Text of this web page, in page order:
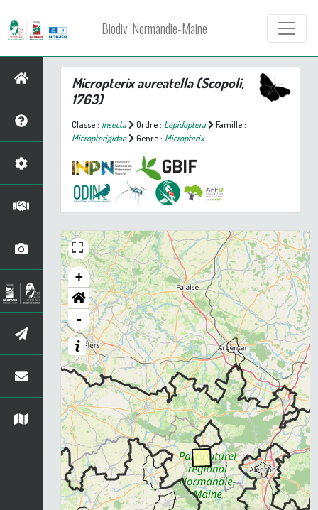
Biodiv' Normandie-Maine
Micropterix aureatella(Scopoli,
1763)
Classe : Insecta Ordre : Lepidoptera
Famille :
Micropterigidae
Genre : Micropterix
+
-